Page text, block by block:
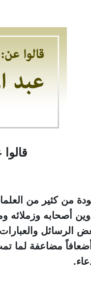
من كثير من
أصحابه وزملائه
الرسائل
مضاعفة لما